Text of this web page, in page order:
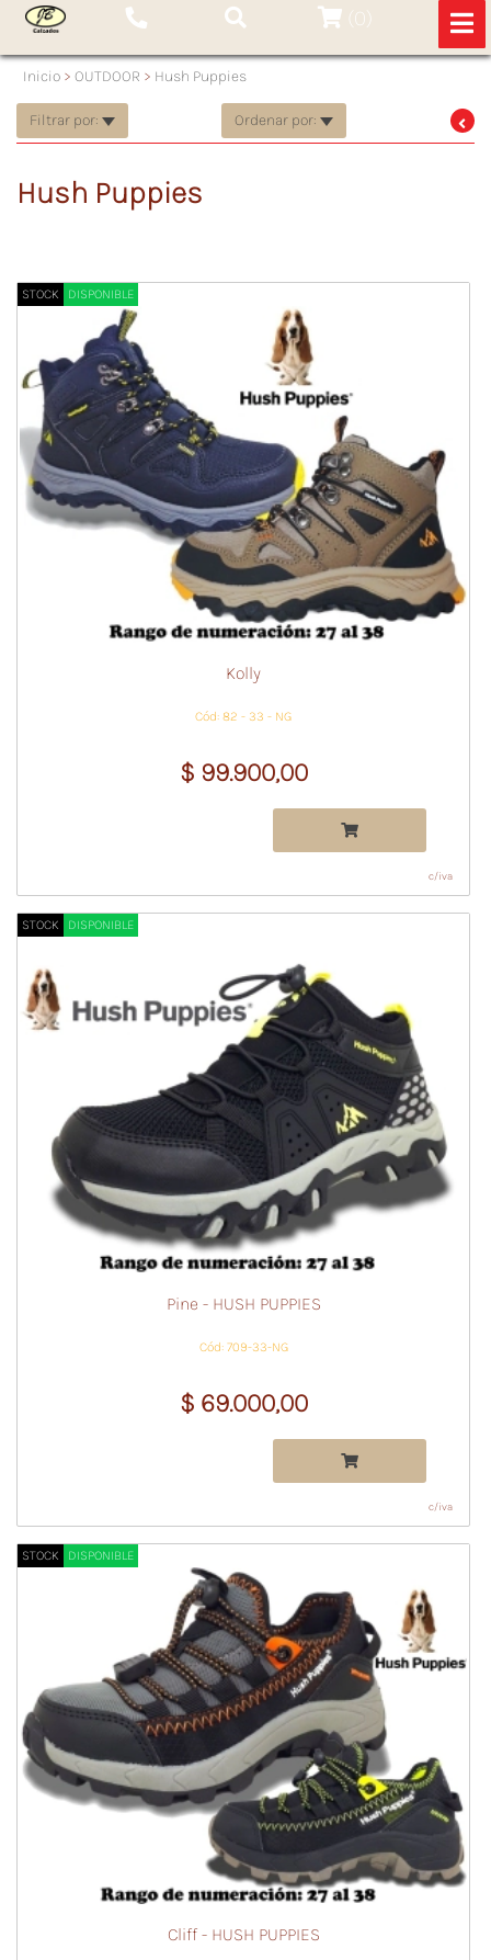
(0)
Inicio > OUTDOOR > Hush Puppies
Filtrar por: Ordenar por:
Hush Puppies
STOCK DISPONIBLE
Kolly
Cód: 82 - 33 - NG
$ 99.900,00
c/iva
STOCK DISPONIBLE
Pine - HUSH PUPPIES
Cód: 709-33-NG
$ 69.000,00
c/iva
STOCK DISPONIBLE
Cliff - HUSH PUPPIES